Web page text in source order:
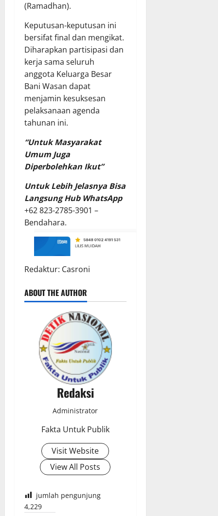
(Ramadhan).
Keputusan-keputusan ini
bersifat final dan mengikat.
Diharapkan partisipasi dan
kerja sama seluruh
anggota Keluarga Besar
Bani Wasan dapat
menjamin kesuksesan
pelaksanaan agenda
tahunan ini.
“Untuk Masyarakat
Umum Juga
Diperbolehkan Ikut”
Untuk Lebih Jelasnya Bisa
Langsung Hub WhatsApp
+62 823-2785-3901 –
Bendahara.
Redaktur: Casroni
ABOUT THE AUTHOR
Redaksi
Administrator
Fakta Untuk Publik
Visit Website
View All Posts
jumlah pengunjung
4,229